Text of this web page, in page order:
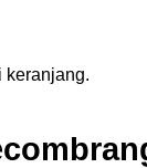
keranjang.